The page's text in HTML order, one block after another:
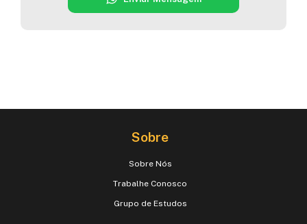
Sobre
Sobre Nós
Trabalhe Conosco
Grupo de Estudos